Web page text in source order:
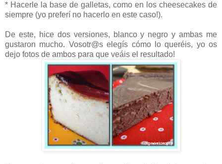
* Hacerle la base de galletas, como en los cheesecakes de
siempre (yo preferí no hacerlo en este caso!).
De este, hice dos versiones, blanco y negro y ambas me
gustaron mucho. Vosotr@s elegís cómo lo queréis, yo os
dejo fotos de ambos para que veáis el resultado!